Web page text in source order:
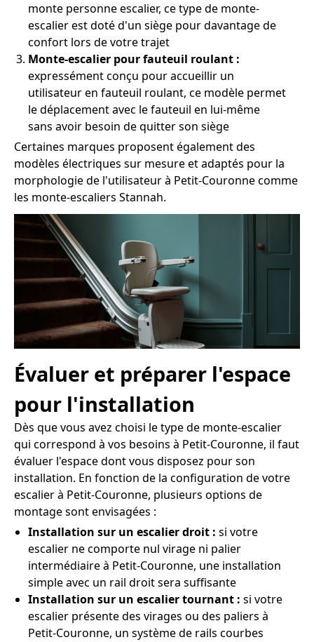
monte personne escalier, ce type de monte-
escalier est doté d'un siège pour davantage de
confort lors de votre trajet
Monte-escalier pour fauteuil roulant :
expressément conçu pour accueillir un
utilisateur en fauteuil roulant, ce modèle permet
le déplacement avec le fauteuil en lui-même
sans avoir besoin de quitter son siège
Certaines marques proposent également des
modèles électriques sur mesure et adaptés pour la
morphologie de l'utilisateur à Petit-Couronne comme
les monte-escaliers Stannah.
Évaluer et préparer l'espace
pour l'installation
Dès que vous avez choisi le type de monte-escalier
qui correspond à vos besoins à Petit-Couronne, il faut
évaluer l'espace dont vous disposez pour son
installation. En fonction de la configuration de votre
escalier à Petit-Couronne, plusieurs options de
montage sont envisagées :
Installation sur un escalier droit : si votre
escalier ne comporte nul virage ni palier
intermédiaire à Petit-Couronne, une installation
simple avec un rail droit sera suffisante
Installation sur un escalier tournant : si votre
escalier présente des virages ou des paliers à
Petit-Couronne, un système de rails courbes